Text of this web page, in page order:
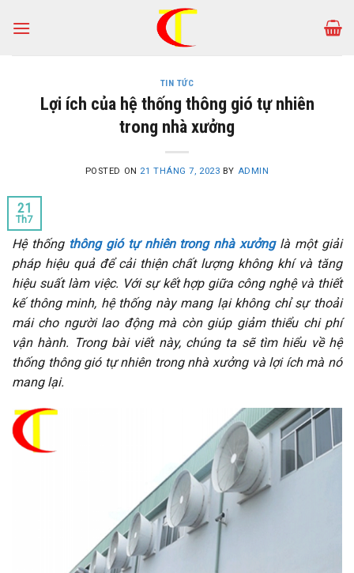
TIN TỨC
Lợi ích của hệ thống thông gió tự nhiên
trong nhà xưởng
POSTED ON 21 THÁNG 7, 2023 BY ADMIN
21
Th7
Hệ thống thông gió tự nhiên trong nhà xưởnglà một giải
pháp hiệu quả để cải thiện chất lượng không khí và tăng
hiệu suất làm việc. Với sự kết hợp giữa công nghệ và thiết
kế thông minh, hệ thống này mang lại không chỉ sự thoải
mái cho người lao động mà còn giúp giảm thiểu chi phí
vận hành. Trong bài viết này, chúng ta sẽ tìm hiểu về hệ
thống thông gió tự nhiên trong nhà xưởng và lợi ích mà nó
mang lại.